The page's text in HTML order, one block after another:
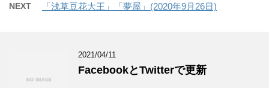
NEXT 「浅草豆花大王」「夢屋」(2020年9月26日)
2021/04/11
FacebookとTwitterで更新